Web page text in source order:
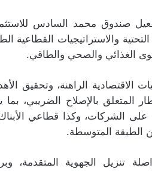
صندوق محمد السادس
والاستراتيجيات القطاعية
الغذائي والصحي والطاقي.
الاقتصادية الراهنة، وتحقيق
المتعلق بالإصلاح الضريبي،
الشركات، وكذا قطاعي
الطبقة المتوسطة.
تنزيل الجهوية المتقدمة،